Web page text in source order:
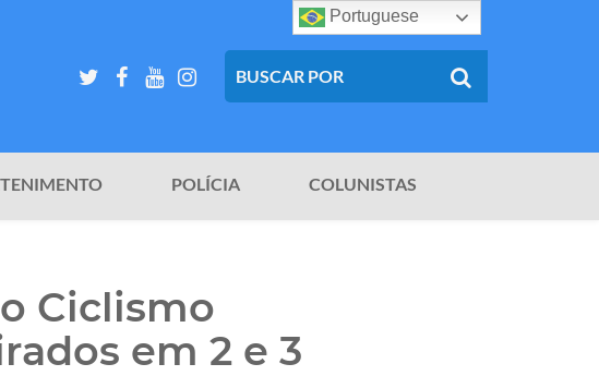
POLÍCIA COLUNISTAS
Ciclismo
em 2 e 3
Portuguese